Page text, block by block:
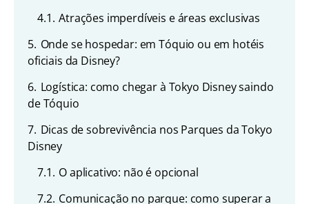
4.1. Atrações imperdíveis e áreas exclusivas
5. Onde se hospedar: em Tóquio ou em hotéis
oficiais da Disney?
6. Logística: como chegar à Tokyo Disney saindo
de Tóquio
7. Dicas de sobrevivência nos Parques da Tokyo
Disney
7.1. O aplicativo: não é opcional
7.2. Comunicação no parque: como superar a